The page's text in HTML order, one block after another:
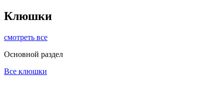
Клюшки
смотреть все
Основной раздел
Все клюшки